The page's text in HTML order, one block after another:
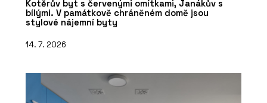
Kotěrův byt s červenými omítkami, Janákův s
bílými. V památkově chráněném domě jsou
stylové nájemní byty
14. 7. 2026